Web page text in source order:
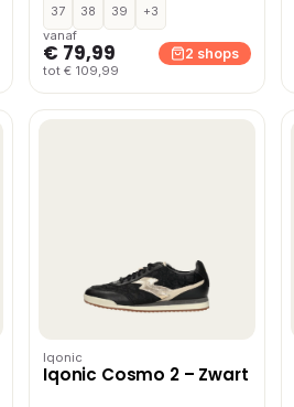
37 38 39
+3
vanaf
€ 79,99
tot € 109,99
2 shops
Iqonic
Iqonic Cosmo 2 – Zwart